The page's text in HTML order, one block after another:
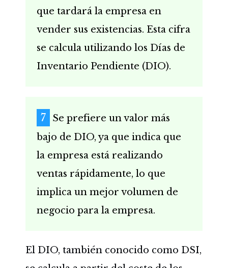
que tardará la empresa en
vender sus existencias. Esta cifra
se calcula utilizando los Días de
Inventario Pendiente (DIO).
Se prefiere un valor más
bajo de DIO, ya que indica que
la empresa está realizando
ventas rápidamente, lo que
implica un mejor volumen de
negocio para la empresa.
El DIO, también conocido como DSI,